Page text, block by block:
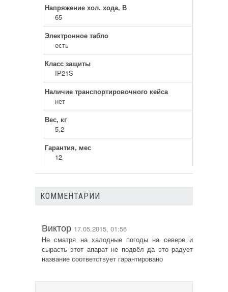
Напряжение хол. хода, В
65
Электронное табло
есть
Класс защиты
IP21S
Наличие транспортировочного кейса
нет
Вес, кг
5,2
Гарантия, мес
12
КОММЕНТАРИИ
Виктор 17.05.2015, 01:56
Не сматря на халодные погоды на севере и
сырасть этот апарат не подвёл да это радует
название соответствует гарантировано